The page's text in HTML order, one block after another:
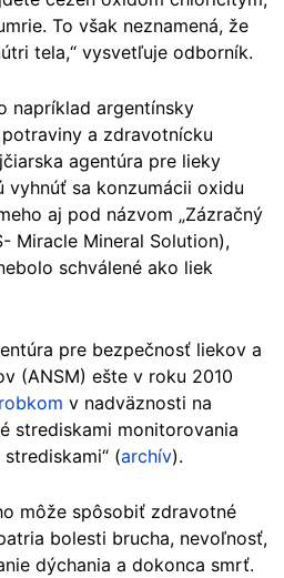
To však neznamená, že
tela,“ vysvetľuje odborník.
napríklad argentínsky
a zdravotnícku
agentúra pre lieky
vyhnúť sa konzumácii oxidu
aj pod názvom „Zázračný
Miracle Mineral Solution),
schválené ako liek
pre bezpečnosť liekov a
(ANSM) ešte v roku 2010
v nadväznosti na
strediskami monitorovania
(archív).
môže spôsobiť zdravotné
bolesti brucha, nevoľnosť,
dýchania a dokonca smrť.